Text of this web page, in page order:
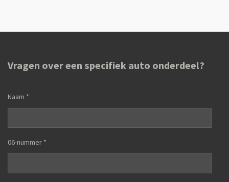
Vragen over een specifiek auto onderdeel?
Naam *
06-nummer *